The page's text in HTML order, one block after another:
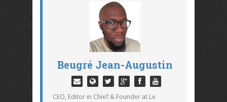
Beugré Jean-Augustin
CEO, Editor in Chief & Founder at Le